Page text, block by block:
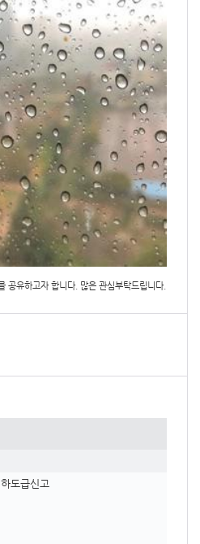
공유하고자 합니다. 많은 관심부탁드립니다.
도급신고